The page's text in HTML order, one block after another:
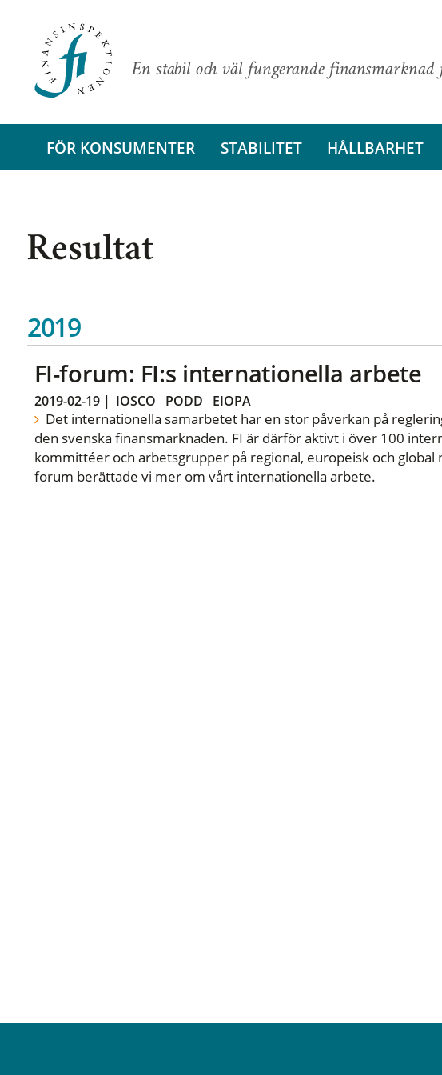
En stabil och väl fungerande
FÖR KONSUMENTER STABILITET HÅLLBARHET
Resultat
2019
FI-forum: FI:s internationella arbete
2019-02-19| IOSCO PODD EIOPA
Det internationella samarbetet har en stor påverkan på
den svenska finansmarknaden. FI är därför aktivt i över 100
kommittéer och arbetsgrupper på regional, europeisk och global
forum berättade vi mer om vårt internationella arbete.